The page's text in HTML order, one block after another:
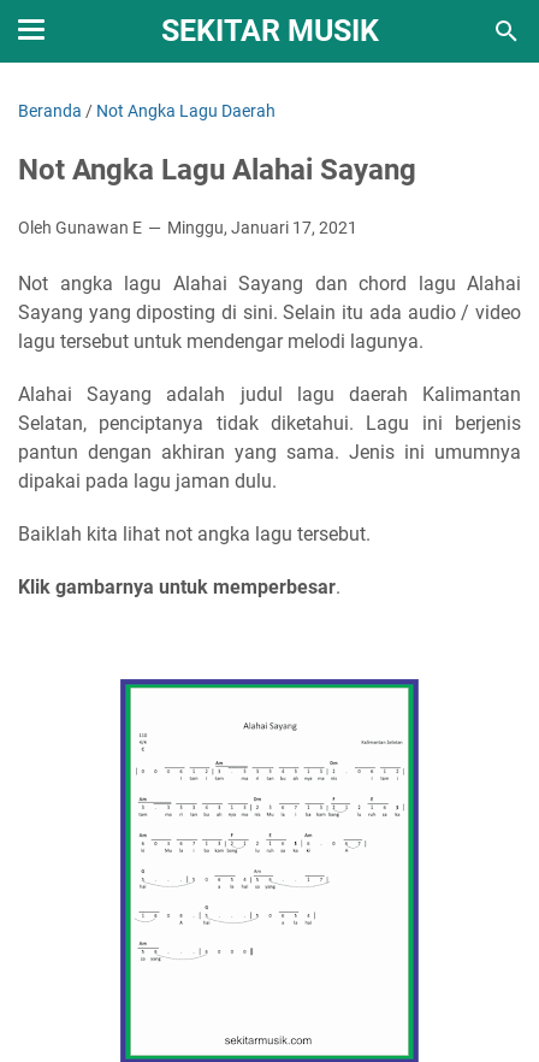
SEKITAR MUSIK
Beranda / Not Angka Lagu Daerah
Not Angka Lagu Alahai Sayang
Oleh Gunawan E Minggu, Januari 17, 2021
Not angka lagu Alahai Sayang dan chord lagu Alahai
Sayang yang diposting di sini. Selain itu ada audio / video
lagu tersebut untuk mendengar melodi lagunya.
Alahai Sayang adalah judul lagu daerah Kalimantan
Selatan, penciptanya tidak diketahui. Lagu ini berjenis
pantun dengan akhiran yang sama. Jenis ini umumnya
dipakai pada lagu jaman dulu.
Baiklah kita lihat not angka lagu tersebut.
Klik gambarnya untuk memperbesar.